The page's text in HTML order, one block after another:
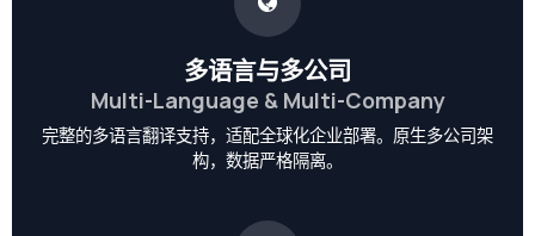
多语言与多公司
Multi-Language & Multi-Company
完整的多语言翻译支持，适配全球化企业部署。原生多公司架
构，数据严格隔离。